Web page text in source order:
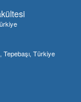
Türkiye